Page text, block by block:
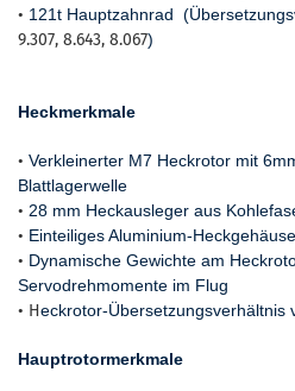
• 121t Hauptzahnrad
9.307, 8.643, 8.067)
Heckmerkmale
• Verkleinerter M7 Heckrotor mit
Blattlagerwelle
• 28 mm Heckausleger aus
• Einteiliges Aluminium-Heckgehäuse
• Dynamische Gewichte am
Servodrehmomente im Flug
• Heckrotor-Übersetzungsverhältnis
Hauptrotormerkmale